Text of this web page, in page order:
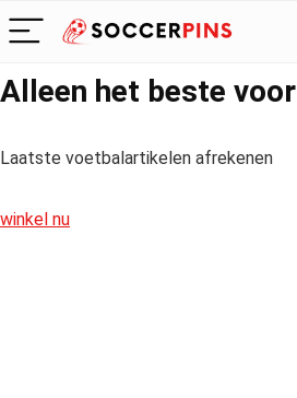
Alleen het beste voor
Laatste voetbalartikelen afrekenen
winkel nu